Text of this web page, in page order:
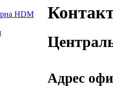
HDM
Адрес